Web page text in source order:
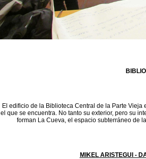
El edificio de la Biblioteca Central de la Parte
el que se encuentra. No tanto su exterior, pero su
forman La Cueva, el espacio subterráneo de
MIKEL ARISTEGUI -